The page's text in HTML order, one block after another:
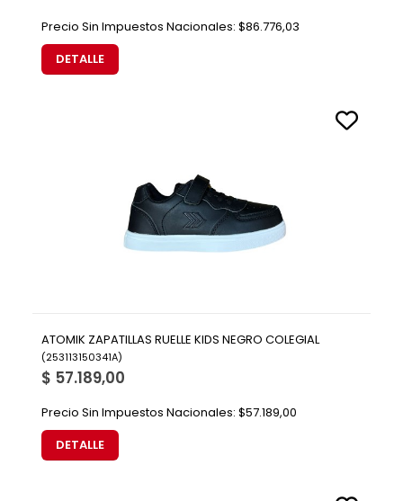
Precio Sin Impuestos Nacionales: $86.776,03
DETALLE
ATOMIK ZAPATILLAS RUELLE KIDS NEGRO COLEGIAL
(253113150341A)
$ 57.189,00
Precio Sin Impuestos Nacionales: $57.189,00
DETALLE